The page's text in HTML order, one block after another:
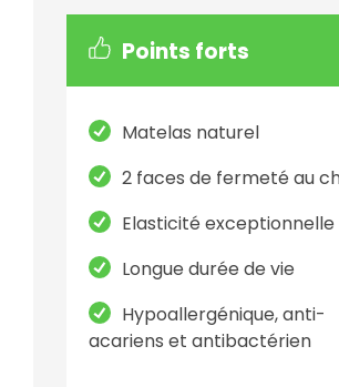
Points forts
Matelas naturel
2 faces de fermeté au
Elasticité exceptionnelle
Longue durée de vie
Hypoallergénique, anti-
acariens et antibactérien